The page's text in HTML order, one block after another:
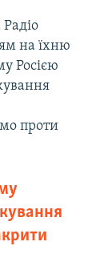
на їхню
Росією
проти